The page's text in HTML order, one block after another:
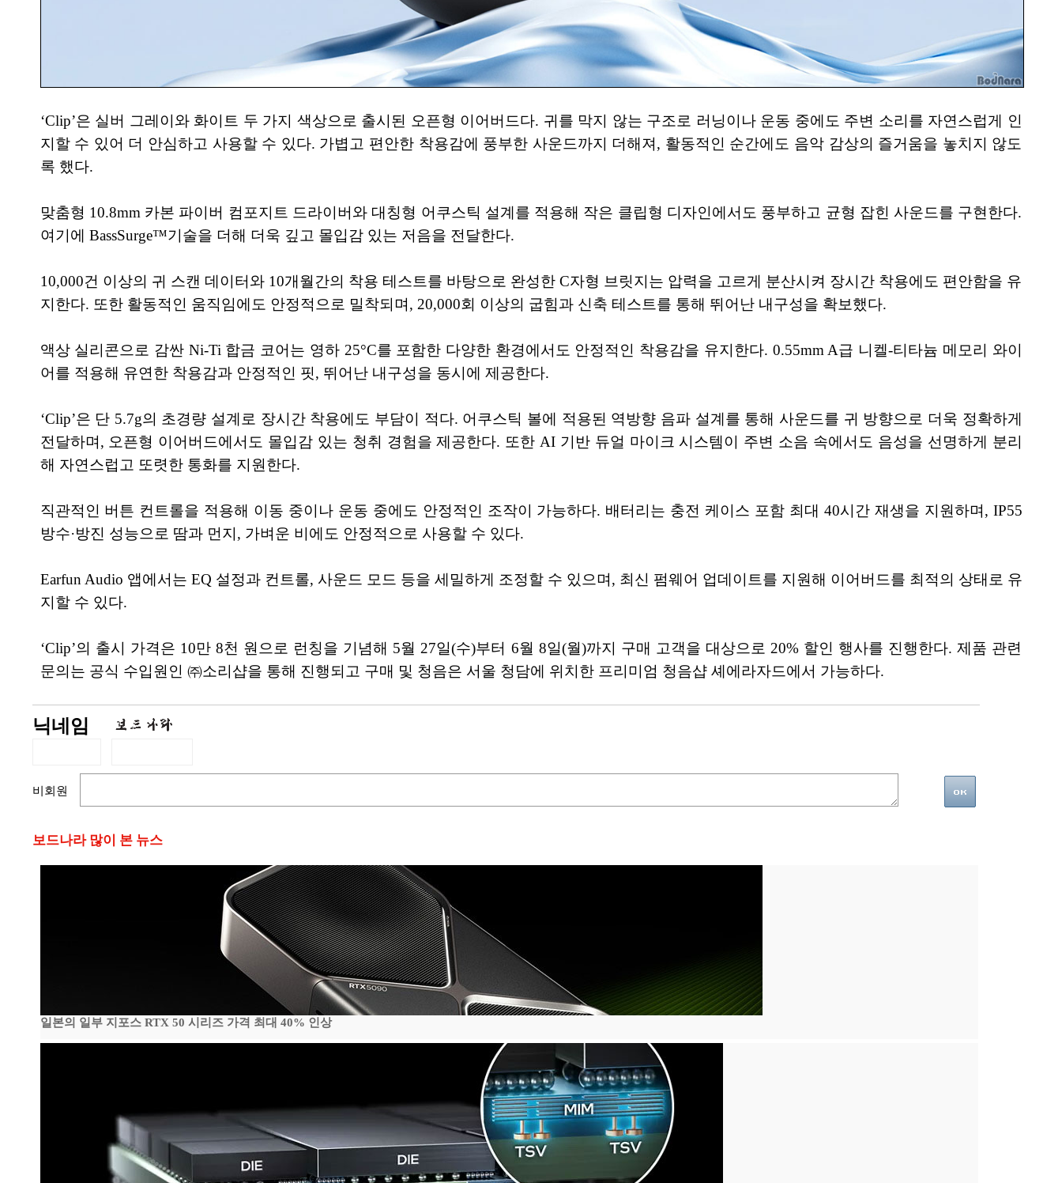
‘Clip’은 실버 그레이와 화이트 두 가지 색상으로 출시된 오픈형 이어버드다. 귀를 막지 않는 구조로 러닝이나 운동 중에도 주변 소리를 자연스럽게 인
지할 수 있어 더 안심하고 사용할 수 있다. 가볍고 편안한 착용감에 풍부한 사운드까지 더해져, 활동적인 순간에도 음악 감상의 즐거움을 놓치지 않도
록 했다.
맞춤형 10.8mm 카본 파이버 컴포지트 드라이버와 대칭형 어쿠스틱 설계를 적용해 작은 클립형 디자인에서도 풍부하고 균형 잡힌 사운드를 구현한다.
여기에 BassSurge™기술을 더해 더욱 깊고 몰입감 있는 저음을 전달한다.
10,000건 이상의 귀 스캔 데이터와 10개월간의 착용 테스트를 바탕으로 완성한 C자형 브릿지는 압력을 고르게 분산시켜 장시간 착용에도 편안함을 유
지한다. 또한 활동적인 움직임에도 안정적으로 밀착되며, 20,000회 이상의 굽힘과 신축 테스트를 통해 뛰어난 내구성을 확보했다.
액상 실리콘으로 감싼 Ni-Ti 합금 코어는 영하 25°C를 포함한 다양한 환경에서도 안정적인 착용감을 유지한다. 0.55mm A급 니켈-티타늄 메모리 와이
어를 적용해 유연한 착용감과 안정적인 핏, 뛰어난 내구성을 동시에 제공한다.
‘Clip’은 단 5.7g의 초경량 설계로 장시간 착용에도 부담이 적다. 어쿠스틱 볼에 적용된 역방향 음파 설계를 통해 사운드를 귀 방향으로 더욱 정확하게
전달하며, 오픈형 이어버드에서도 몰입감 있는 청취 경험을 제공한다. 또한 AI 기반 듀얼 마이크 시스템이 주변 소음 속에서도 음성을 선명하게 분리
해 자연스럽고 또렷한 통화를 지원한다.
직관적인 버튼 컨트롤을 적용해 이동 중이나 운동 중에도 안정적인 조작이 가능하다. 배터리는 충전 케이스 포함 최대 40시간 재생을 지원하며, IP55
방수·방진 성능으로 땀과 먼지, 가벼운 비에도 안정적으로 사용할 수 있다.
Earfun Audio 앱에서는 EQ 설정과 컨트롤, 사운드 모드 등을 세밀하게 조정할 수 있으며, 최신 펌웨어 업데이트를 지원해 이어버드를 최적의 상태로 유
지할 수 있다.
‘Clip’의 출시 가격은 10만 8천 원으로 런칭을 기념해 5월 27일(수)부터 6월 8일(월)까지 구매 고객을 대상으로 20% 할인 행사를 진행한다. 제품 관련
문의는 공식 수입원인 ㈜소리샵을 통해 진행되고 구매 및 청음은 서울 청담에 위치한 프리미엄 청음샵 셰에라자드에서 가능하다.
닉네임
비회원
보드나라 많이 본 뉴스
일본의 일부 지포스 RTX 50 시리즈 가격 최대 40% 인상